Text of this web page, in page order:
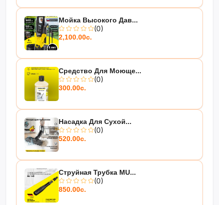
Мойка Высокого Дав...
(0)
2,100.00с.
Средство Для Моюще...
(0)
300.00с.
Насадка Для Сухой...
(0)
520.00с.
Струйная Трубка MU...
(0)
850.00с.